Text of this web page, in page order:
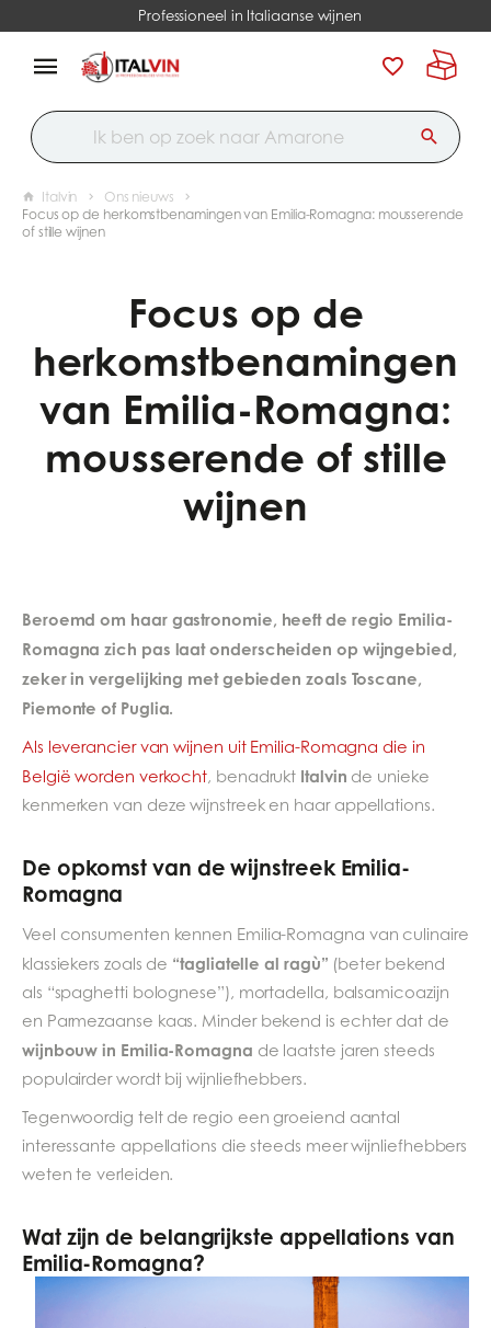
Professioneel in Italiaanse wijnen
Italvin
Ons nieuws
Focus op de herkomstbenamingen van Emilia-Romagna: mousserende
of stille wijnen
Focus op de
herkomstbenamingen
van Emilia-Romagna:
mousserende of stille
wijnen
Beroemd om haar gastronomie, heeft de regio Emilia-
Romagna zich pas laat onderscheiden op wijngebied,
zeker in vergelijking met gebieden zoals Toscane,
Piemonte of Puglia.
Als leverancier van wijnen uit Emilia-Romagna die in
België worden verkocht, benadrukt Italvin de unieke
kenmerken van deze wijnstreek en haar appellations.
De opkomst van de wijnstreek Emilia-
Romagna
Veel consumenten kennen Emilia-Romagna van culinaire
klassiekers zoals de “tagliatelle al ragù” (beter bekend
als “spaghetti bolognese”), mortadella, balsamicoazijn
en Parmezaanse kaas. Minder bekend is echter dat de
wijnbouw in Emilia-Romagna de laatste jaren steeds
populairder wordt bij wijnliefhebbers.
Tegenwoordig telt de regio een groeiend aantal
interessante appellations die steeds meer wijnliefhebbers
weten te verleiden.
Wat zijn de belangrijkste appellations van
Emilia-Romagna?